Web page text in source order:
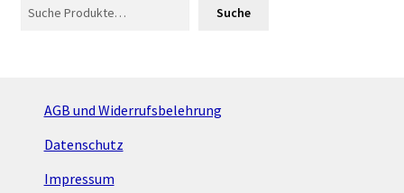
Suche
AGB und Widerrufsbelehrung
Datenschutz
Impressum